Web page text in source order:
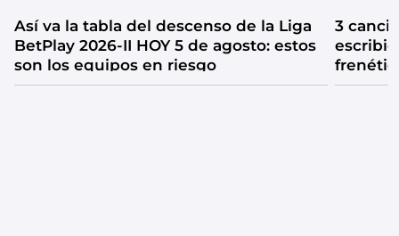
Así va la tabla del descenso de la Liga
BetPlay 2026-II HOY 5 de agosto: estos
son los equipos en riesgo
3